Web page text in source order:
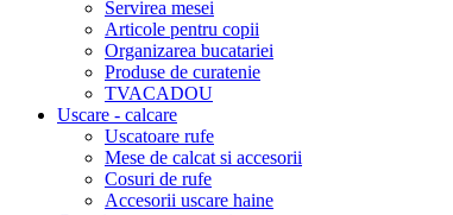
Servirea mesei
Articole pentru copii
Organizarea bucatariei
Produse de curatenie
TVACADOU
Uscare - calcare
Uscatoare rufe
Mese de calcat si accesorii
Cosuri de rufe
Accesorii uscare haine